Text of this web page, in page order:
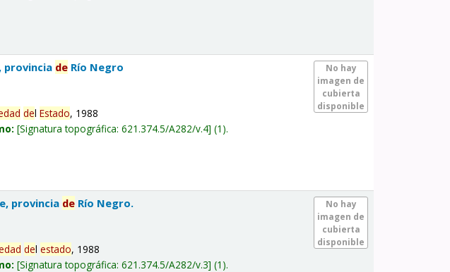
No hay
imagen de
cubierta
disponible
provincia de Río Negro
delEstado, 1988
Signatura topográfica:621.374.5/A282/v.4 (1).
No hay
imagen de
cubierta
disponible
provincia de Río Negro.
delestado, 1988
Signatura topográfica:621.374.5/A282/v.3 (1).